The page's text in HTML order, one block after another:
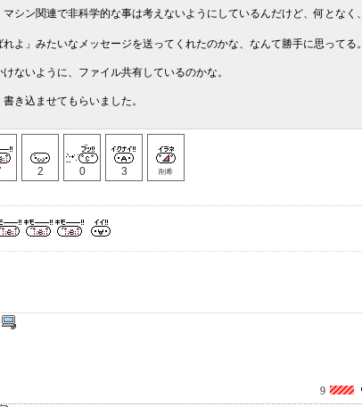
シン関連で非科学的な事は考えないようにしているんだけど、何となく、
よ」みたいなメッセージを送ってくれたのかな、なんて勝手に思ってる。
ないように、ファイル共有しているのかな。
き込ませてもらいました。
2 0 3 削希
9